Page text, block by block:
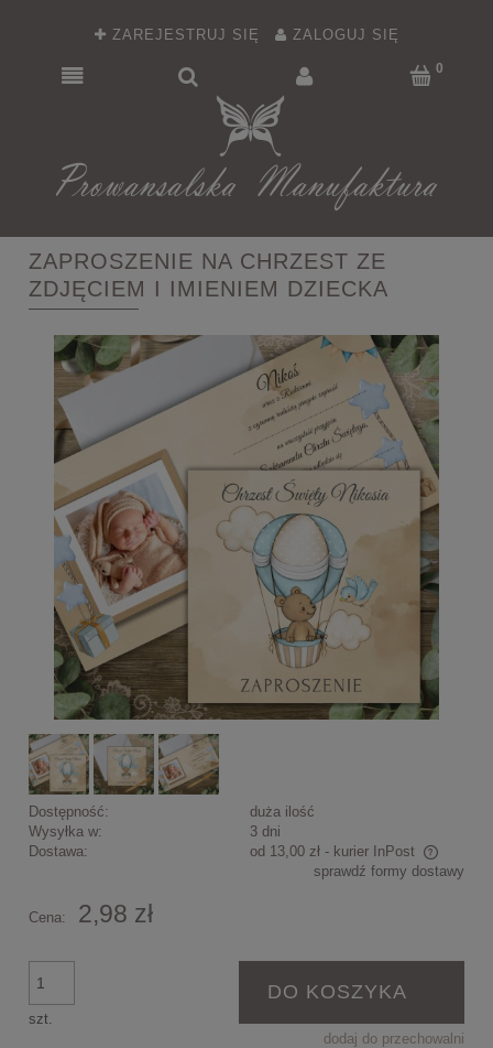
ZAREJESTRUJ SIĘ ZALOGUJ SIĘ
ZAPROSZENIE NA CHRZEST ZE
ZDJĘCIEM I IMIENIEM DZIECKA
Dostępność:
duża ilość
Wysyłka w:
3 dni
Dostawa:
od 13,00 zł - kurier InPost
Cena nie zawiera ewentualnych kosztów płatnościsprawdź formy dostawy
Cena: 2,98 zł
szt.
DO KOSZYKA
dodaj do przechowalni